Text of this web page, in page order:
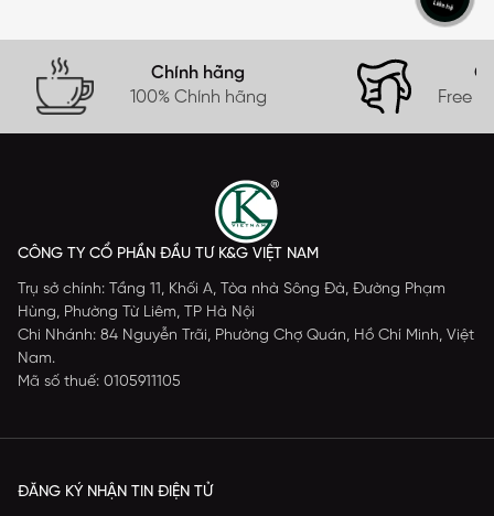
Chính hãng
100% Chính hãng
Free
CÔNG TY CỔ PHẦN ĐẦU TƯ K&G VIỆT NAM
Trụ sở chính: Tầng 11, Khối A, Tòa nhà Sông Đà, Đường Phạm
Hùng, Phường Từ Liêm, TP Hà Nội
Chi Nhánh: 84 Nguyễn Trãi, Phường Chợ Quán, Hồ Chí Minh, Việt
Nam.
Mã số thuế: 0105911105
ĐĂNG KÝ NHẬN TIN ĐIỆN TỬ